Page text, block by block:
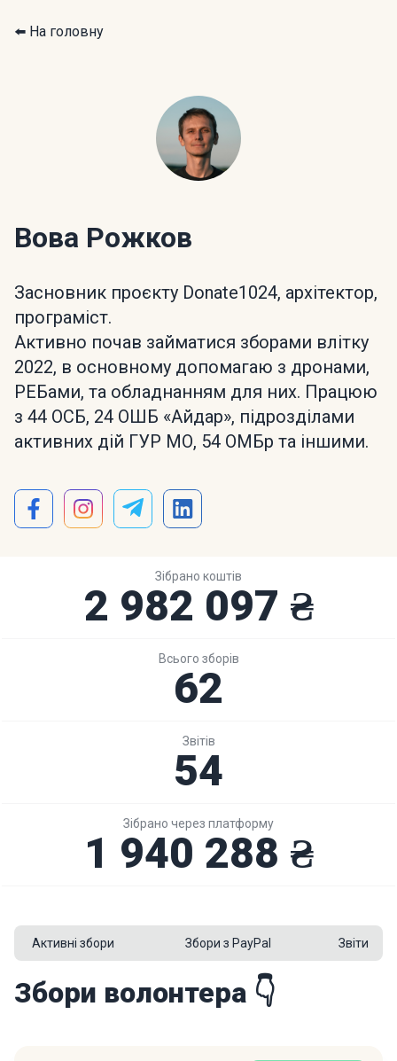
⬅️ На головну
Вова Рожков
Засновник проєкту Donate1024, архітектор,
програміст.
Активно почав займатися зборами влітку
2022, в основному допомагаю з дронами,
РЕБами, та обладнанням для них. Працюю
з 44 ОСБ, 24 ОШБ «Айдар», підрозділами
активних дій ГУР МО, 54 ОМБр та іншими.
Всього зборів
62
Звітів
54
Зібрано коштів
2 982 097 ₴
Зібрано через платформу
1 940 288 ₴
Збори волонтера 👇
Активні збори Збори з PayPal Звіти